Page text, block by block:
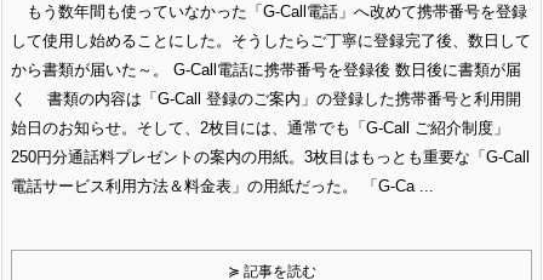
もう数年間も使っていなかった「G-Call電話」へ改めて携帯番号を登録
して使用し始めることにした。そうしたらご丁寧に登録完了後、数日して
から書類が届いた～。 G-Call電話に携帯番号を登録後 数日後に書類が届
く 書類の内容は「G-Call 登録のご案内」の登録した携帯番号と利用開
始日のお知らせ。そして、2枚目には、通常でも「G-Call ご紹介制度」
250円分通話料プレゼントの案内の用紙。3枚目はもっとも重要な「G-Call
電話サービス利用方法＆料金表」の用紙だった。 「G-Ca ...
≽ 記事を読む